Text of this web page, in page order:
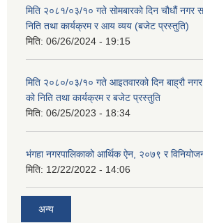
मिति २०८१/०३/१० गते सोमबारको दिन चौधौं
निति तथा कार्यक्रम र आय व्यय (बजेट प्रस्तुति)
मिति: 06/26/2024 - 19:15
मिति २०८०/०३/१० गते आइतवारको दिन बाह्रौ
को निति तथा कार्यक्रम र बजेट प्रस्तुति
मिति: 06/25/2023 - 18:34
भंगहा नगरपालिकाको आर्थिक ऐन, २०७९ र
मिति: 12/22/2022 - 14:06
अन्य